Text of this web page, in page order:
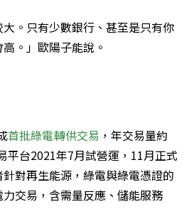
大。只有少數銀行、甚至是只有你
。」歐陽子能說。
首批綠電轉供交易 ，年交易量約
平台2021年7月試營運，11月正式
對再生能源，綠電與綠電憑證的
交易，含需量反應、儲能服務